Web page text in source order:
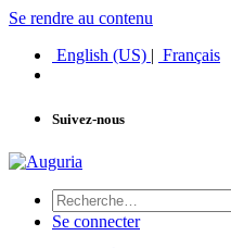
Se rendre au contenu
English (US) | Français
Suivez-nous
Se connecter